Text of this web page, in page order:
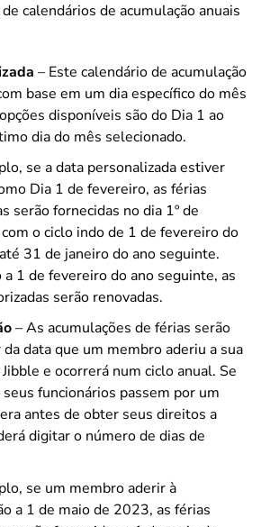
calendários de acumulação anuais
– Este calendário de acumulação
base em um dia específico do mês
disponíveis são do Dia 1 ao
dia do mês selecionado.
se a data personalizada estiver
Dia 1 de fevereiro, as férias
serão fornecidas no dia 1º de
o ciclo indo de 1 de fevereiro do
31 de janeiro do ano seguinte.
a 1 de fevereiro do ano seguinte, as
serão renovadas.
– As acumulações de férias serão
data que um membro aderiu a sua
e ocorrerá num ciclo anual. Se
funcionários passem por um
antes de obter seus direitos a
digitar o número de dias de
se um membro aderir à
a 1 de maio de 2023, as férias